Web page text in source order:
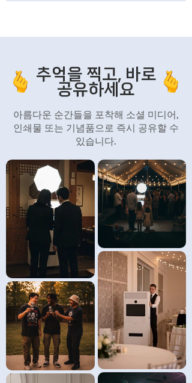
추억을 찍고, 바로
공유하세요
아름다운 순간들을 포착해 소셜 미디어,
인쇄물 또는 기념품으로 즉시 공유할 수
있습니다.